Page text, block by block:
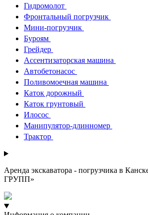
Гидромолот
Фронтальный погрузчик
Мини-погрузчик
Буроям
Грейдер
Ассентизаторская машина
Автобетонасос
Поливомоечная машина
Каток дорожный
Каток грунтовый
Илосос
Манипулятор-длинномер
Трактор
Аренда экскаватора - погрузчика в
ГРУПП»​